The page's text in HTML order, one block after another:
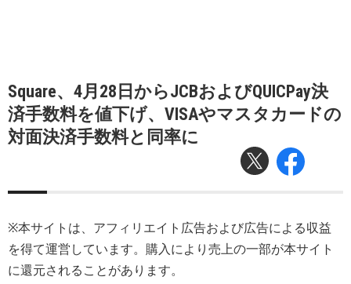
Square、4月28日からJCBおよびQUICPay決
済⼿数料を値下げ、VISAやマスタカードの
対面決済手数料と同率に
※本サイトは、アフィリエイト広告および広告による収益
を得て運営しています。購入により売上の一部が本サイト
に還元されることがあります。